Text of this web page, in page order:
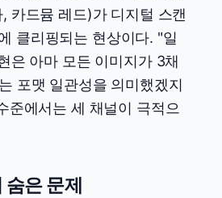
카드뮴 레드)가 디지털 스캔
클리핑되는 현상이다. "일
은 아마 모든 이미지가 3채
포맷 일관성을 의미했겠지
준에서는 세 채널이 극적으
숨은 문제